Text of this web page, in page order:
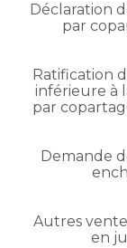
Déclaration
par
Ratification
inférieure à
par
Demande
Autres
en